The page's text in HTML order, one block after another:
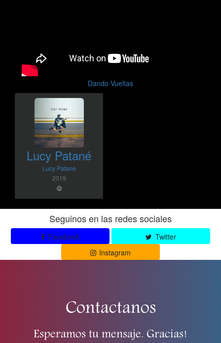
Dando Vueltas
Lucy Patané
Lucy Patane
2019
Seguinos en las redes sociales
Facebook
Twitter
Instagram
Contactanos
Esperamos tu mensaje. Gracias!